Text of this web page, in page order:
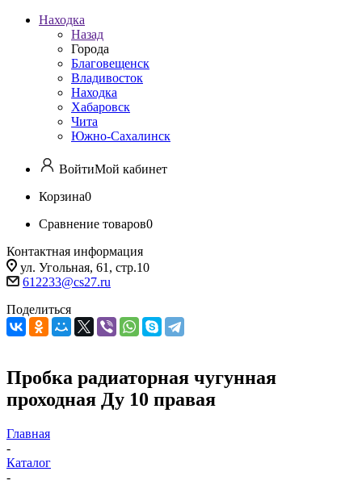
Находка
Назад
Города
Благовещенск
Владивосток
Находка
Хабаровск
Чита
Южно-Сахалинск
ВойтиМой кабинет
Корзина0
Сравнение товаров0
Контактная информация
ул. Угольная, 61, стр.10
612233@cs27.ru
Поделиться
Пробка радиаторная чугунная
проходная Ду 10 правая
Главная
-
Каталог
-